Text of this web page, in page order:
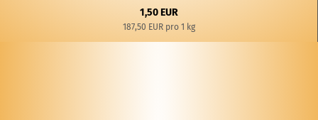
1,50 EUR
187,50 EUR pro 1 kg